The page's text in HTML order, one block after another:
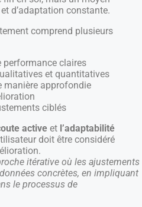
d’adaptation constante.
comprend plusieurs
performance claires
et quantitatives
manière approfondie
ciblés
active et l’adaptabilité
doit être considéré
itérative où les ajustements
concrètes, en impliquant
le processus de